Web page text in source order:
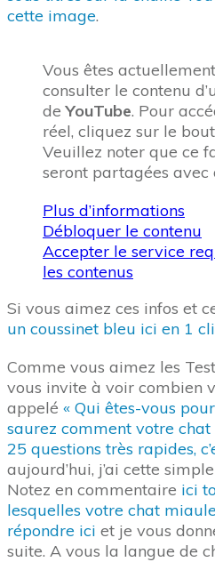
cette image.
Vous êtes
consulter le contenu
deYouTube. Pour
réel, cliquez sur le
Veuillez noter que ce
seront partagées avec
Plus d’informations
Débloquer le contenu
Accepter le service
les contenus
Si vous aimez ces infos et
un coussinet bleu ici en 1
Comme vous aimez les
vous invite à voir combien
appelé « Qui êtes-vous
saurez comment votre
25 questions très rapides,
aujourd’hui, j’ai cette
Notez en commentaire ici
lesquelles votre chat
répondre ici et je vous
suite. A vous la langue de